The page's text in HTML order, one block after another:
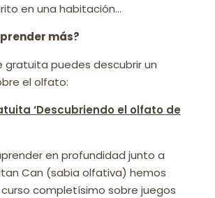
en una habitación…
más?
gratuita puedes descubrir un
el olfato:
‘Descubriendo el olfato de
en profundidad junto a
Can (sabia olfativa) hemos
completísimo sobre juegos